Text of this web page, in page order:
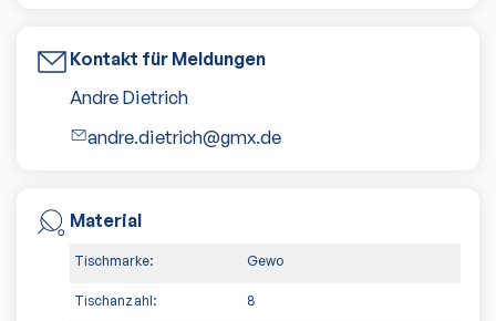
Kontakt für Meldungen
Andre Dietrich
andre.dietrich@gmx.de
Material
Tischmarke: Gewo
Tischanzahl: 8